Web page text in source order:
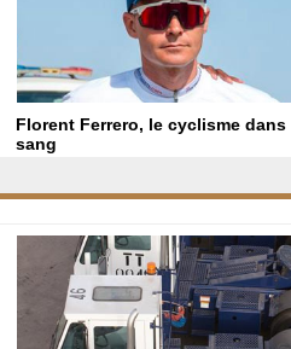
Florent Ferrero, le cyclisme dans
sang